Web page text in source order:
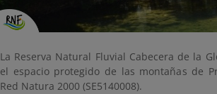
La Reserva Natural Fluvial Cabecera de la
el espacio protegido de las montañas de
Red Natura 2000 (SE5140008).